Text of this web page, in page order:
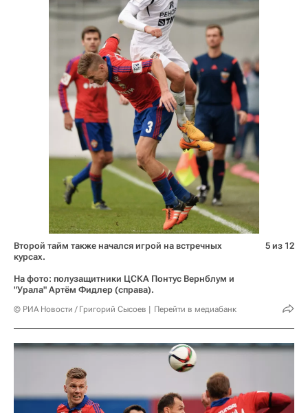
Второй тайм также начался игрой на встречных
курсах.
На фото: полузащитники ЦСКА Понтус Вернблум и
"Урала" Артём Фидлер (справа).
© РИА Новости / Григорий Сысоев Перейти в медиабанк
5 из 12